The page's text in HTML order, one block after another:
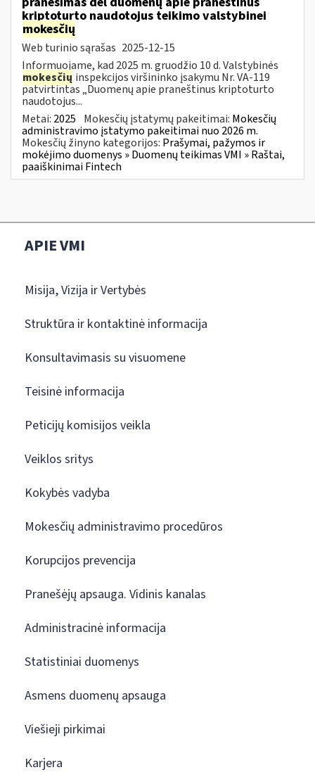
kriptoturto naudotojus teikimo valstybinei
mokesčių
Web turinio sąrašas 2025-12-15
Informuojame, kad 2025 m. gruodžio 10 d. Valstybinės
mokesčių inspekcijos viršininko įsakymu Nr. VA-119
patvirtintas „Duomenų apie praneštinus kriptoturto
naudotojus...
Metai: 2025 Mokesčių įstatymų pakeitimai: Mokesčių
administravimo įstatymo pakeitimai nuo 2026 m.
Mokesčių žinyno kategorijos: Prašymai, pažymos ir
mokėjimo duomenys » Duomenų teikimas VMI » Raštai,
paaiškinimai Fintech
APIE VMI
Misija, Vizija ir Vertybės
Struktūra ir kontaktinė informacija
Konsultavimasis su visuomene
Teisinė informacija
Peticijų komisijos veikla
Veiklos sritys
Kokybės vadyba
Mokesčių administravimo procedūros
Korupcijos prevencija
Pranešėjų apsauga. Vidinis kanalas
Administracinė informacija
Statistiniai duomenys
Asmens duomenų apsauga
Viešieji pirkimai
Karjera